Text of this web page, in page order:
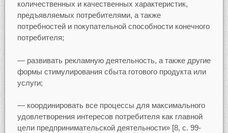
количественных и качественных характеристик,
предъявляемых потребителями, а также
потребностей и покупательной способности конечного
потребителя;
— развивать рекламную деятельность, а также другие
формы стимулирования сбыта готового продукта или
услуги;
— координировать все процессы для максимального
удовлетворения интересов потребителя как главной
цели предпринимательской деятельности» [8, с. 99-